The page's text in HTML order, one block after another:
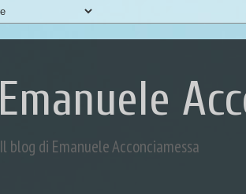
Emanuele
Il blog di Emanuele Acconciamessa